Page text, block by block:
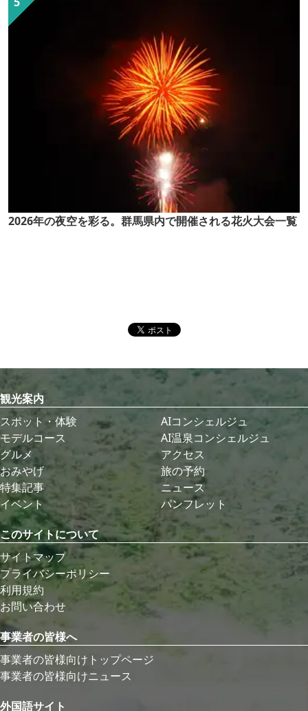
2026年の夜空を彩る。群馬県内で開催される花火大会一覧
観光案内
スポット・体験
モデルコース
グルメ
おみやげ
特集記事
イベント
AIコンシェルジュ
AI温泉コンシェルジュ
アクセス
旅の予約
ニュース
パンフレット
このサイトについて
サイトマップ
プライバシーポリシー
利用規約
お問い合わせ
事業者の皆様へ
事業者の皆様向けトップページ
事業者の皆様向けニュース
外国語サイト